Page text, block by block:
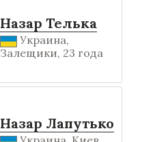
Назар Телька
Украина,
Залещики, 23 года
Назар Лапутько